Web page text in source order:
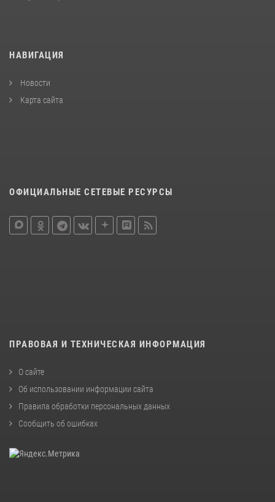
НАВИГАЦИЯ
Новости
Карта сайта
ОФИЦИАЛЬНЫЕ СЕТЕВЫЕ РЕСУРСЫ
ПРАВОВАЯ И ТЕХНИЧЕСКАЯ ИНФОРМАЦИЯ
О сайте
Об использовании информации сайта
Правила обработки персональных данных
Сообщить об ошибках